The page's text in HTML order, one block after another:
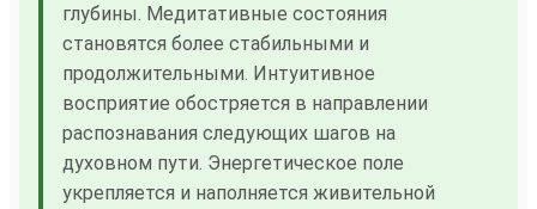
глубины. Медитативные состояния
становятся более стабильными и
продолжительными. Интуитивное
восприятие обостряется в направлении
распознавания следующих шагов на
духовном пути. Энергетическое поле
укрепляется и наполняется живительной